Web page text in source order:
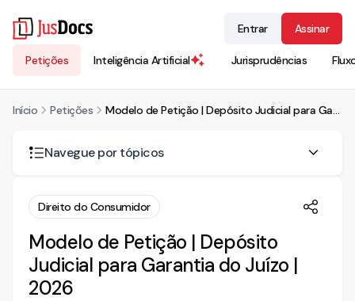
Petições Inteligência Artificial Jurisprudências
Entrar Assinar
Início Petições Modelo de Petição | Depósito Judicial para Garantia do Juízo | 2026
Navegue por tópicos
O depósito judicial afasta a incidência de juros e correção
monetária?
A preclusão pode atingir impugnação que só se volta
contra o laudo complementar?
O executado pode alegar excesso de execução após
Direito do Consumidor
Modelo de Petição | Depósito
Judicial para Garantia do Juízo |
2026